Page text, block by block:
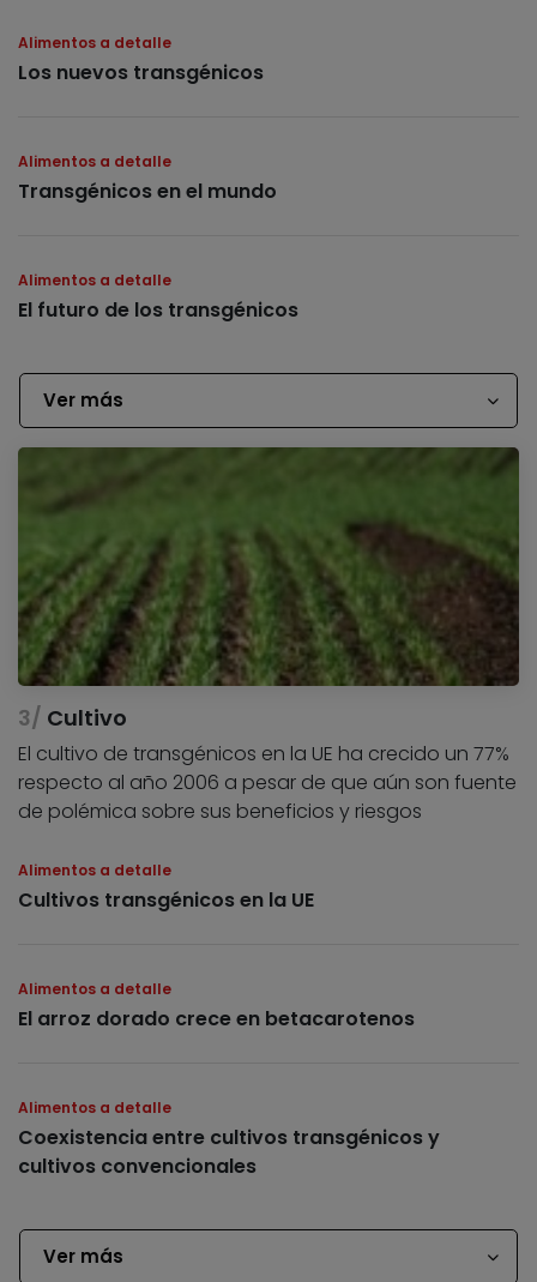
Alimentos a detalle
Los nuevos transgénicos
Alimentos a detalle
Transgénicos en el mundo
Alimentos a detalle
El futuro de los transgénicos
Ver más
Cultivo
El cultivo de transgénicos en la UE ha crecido un 77%
respecto al año 2006 a pesar de que aún son fuente
de polémica sobre sus beneficios y riesgos
Alimentos a detalle
Cultivos transgénicos en la UE
Alimentos a detalle
El arroz dorado crece en betacarotenos
Alimentos a detalle
Coexistencia entre cultivos transgénicos y
cultivos convencionales
Ver más